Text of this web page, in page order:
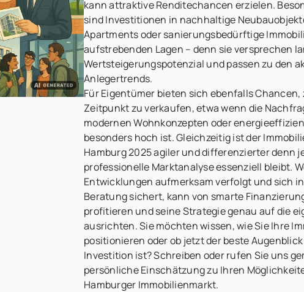
kann attraktive Renditechancen erzielen.
sind Investitionen in nachhaltige
Apartments oder sanierungsbedürftige
aufstrebenden Lagen – denn sie versprechen
Wertsteigerungspotenzial und passen zu den
Anlegertrends.
Für Eigentümer bieten sich ebenfalls
Zeitpunkt zu verkaufen, etwa wenn die
modernen Wohnkonzepten oder
besonders hoch ist. Gleichzeitig ist der
Hamburg 2025 agiler und differenzierter denn
professionelle Marktanalyse essenziell bleibt.
Entwicklungen aufmerksam verfolgt und sich
Beratung sichert, kann von smarte
profitieren und seine Strategie genau auf die
ausrichten. Sie möchten wissen, wie Sie Ihre
positionieren oder ob jetzt der beste
Investition ist? Schreiben oder rufen Sie uns
persönliche Einschätzung zu Ihren
Hamburger Immobilienmarkt.